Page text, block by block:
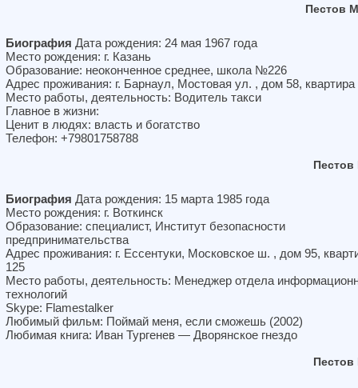
Пестов
Биография Дата рождения: 24 мая 1967 года
Место рождения: г. Казань
Образование: неоконченное среднее, школа №226
Адрес проживания: г. Барнаул, Мостовая ул. , дом 58, квартира
Место работы, деятельность: Водитель такси
Главное в жизни:
Ценит в людях: власть и богатство
Телефон: +79801758788
Пестов
Биография Дата рождения: 15 марта 1985 года
Место рождения: г. Воткинск
Образование: специалист, Институт безопасности
предпринимательства
Адрес проживания: г. Ессентуки, Московское ш. , дом 95,
125
Место работы, деятельность: Менеджер отдела
технологий
Skype: Flamestalker
Любимый фильм: Поймай меня, если сможешь (2002)
Любимая книга: Иван Тургенев — Дворянское гнездо
Пестов